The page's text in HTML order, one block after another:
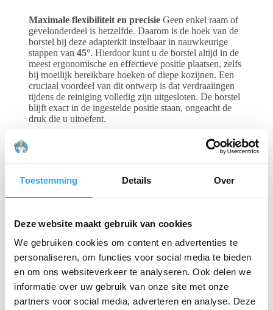
Toestemming Details Over
Deze website maakt gebruik van cookies
We gebruiken cookies om content en advertenties te
personaliseren, om functies voor social media te bieden
en om ons websiteverkeer te analyseren. Ook delen we
informatie over uw gebruik van onze site met onze
partners voor social media, adverteren en analyse. Deze
Maximale flexibiliteit en precisieGeen enkel raam of
gevelonderdeel is hetzelfde. Daarom is de hoek van de
borstel bij deze adapterkit instelbaar in nauwkeurige
stappen van 45°. Hierdoor kunt u de borstel altijd in de
meest ergonomische en effectieve positie plaatsen, zelfs
bij moeilijk bereikbare hoeken of diepe kozijnen. Een
cruciaal voordeel van dit ontwerp is dat verdraaiingen
tijdens de reiniging volledig zijn uitgesloten. De borstel
blijft exact in de ingestelde positie staan, ongeacht de
druk die u uitoefent.
Naadloze integratie met het nLITE systeemDeze
hoekadapterkit is specifiek ontwikkeld voor de nieuwe
generatie Unger nLITE telescoopstelen. De combinatie
van lichtgewicht materialen en een robuust koppelstuk
zorgt ervoor dat de balans van uw steel behouden blijft,
ook bij werkzaamheden op grote hoogte. De kit biedt
verhoogt de veiligheid doordat de borstel onder alle
omstandigheden stevig gefixeerd blijft.
Gerelateerde producten